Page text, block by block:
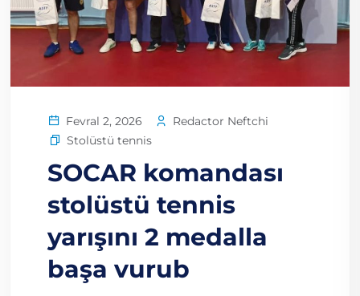
Fevral 2, 2026
Redactor Neftchi
Stolüstü tennis
SOCAR komandası
stolüstü tennis
yarışını 2 medalla
başa vurub